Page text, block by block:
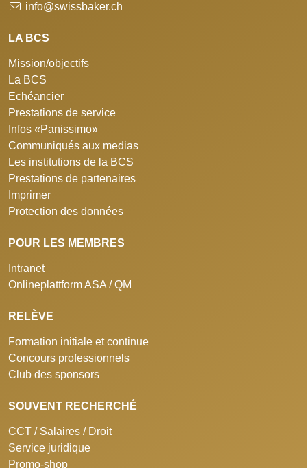
info@swissbaker.ch
LA BCS
Mission/objectifs
La BCS
Echéancier
Prestations de service
Infos «Panissimo»
Communiqués aux medias
Les institutions de la BCS
Prestations de partenaires
Imprimer
Protection des données
POUR LES MEMBRES
Intranet
Onlineplattform ASA / QM
RELÈVE
Formation initiale et continue
Concours professionnels
Club des sponsors
SOUVENT RECHERCHÉ
CCT / Salaires / Droit
Service juridique
Promo-shop